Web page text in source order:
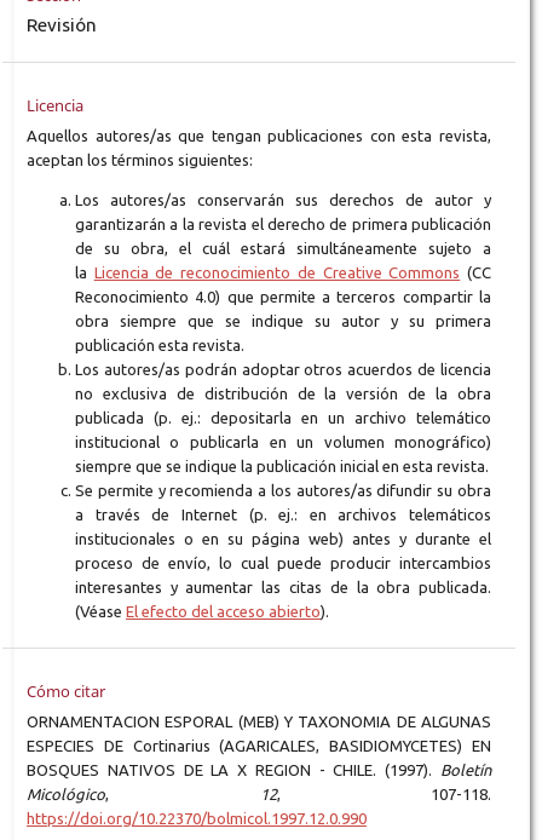
Revisión
Licencia
Aquellos autores/as que tengan publicaciones con esta revista,
aceptan los términos siguientes:
Los autores/as conservarán sus derechos de autor y
garantizarán a la revista el derecho de primera publicación
de su obra, el cuál estará simultáneamente sujeto a
la Licencia de reconocimiento de Creative Commons (CC
Reconocimiento 4.0) que permite a terceros compartir la
obra siempre que se indique su autor y su primera
publicación esta revista.
Los autores/as podrán adoptar otros acuerdos de licencia
no exclusiva de distribución de la versión de la obra
publicada (p. ej.: depositarla en un archivo telemático
institucional o publicarla en un volumen monográfico)
siempre que se indique la publicación inicial en esta revista.
Se permite y recomienda a los autores/as difundir su obra
a través de Internet (p. ej.: en archivos telemáticos
institucionales o en su página web) antes y durante el
proceso de envío, lo cual puede producir intercambios
interesantes y aumentar las citas de la obra publicada.
(Véase El efecto del acceso abierto).
Cómo citar
ORNAMENTACION ESPORAL (MEB) Y TAXONOMIA DE ALGUNAS
ESPECIES DE Cortinarius (AGARICALES, BASIDIOMYCETES) EN
BOSQUES NATIVOS DE LA X REGION - CHILE. (1997). Boletín
Micológico, 12, 107-118.
https://doi.org/10.22370/bolmicol.1997.12.0.990